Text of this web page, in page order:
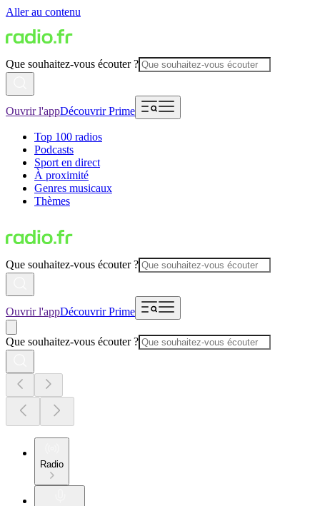
Aller au contenu
Que souhaitez-vous écouter ?
Ouvrir l'appDécouvrir Prime
Top 100 radios
Podcasts
Sport en direct
À proximité
Genres musicaux
Thèmes
Que souhaitez-vous écouter ?
Ouvrir l'appDécouvrir Prime
Que souhaitez-vous écouter ?
Radio